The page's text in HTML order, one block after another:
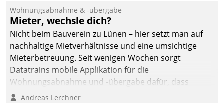
und Beschwerde-Management einen eigenen Kanal
ein.
Wohnungsabnahme & -übergabe
Mieter, wechsle dich?
Nicht beim Bauverein zu Lünen – hier setzt man auf
nachhaltige Mietverhältnisse und eine umsichtige
Mieterbetreuung. Seit wenigen Wochen sorgt
Datatrains mobile Applikation für die
Wohnungsabnahme und -übergabe dafür, dass
Mieter wohlgeordnet kommen und, so es sein muss,
Andreas Lerchner